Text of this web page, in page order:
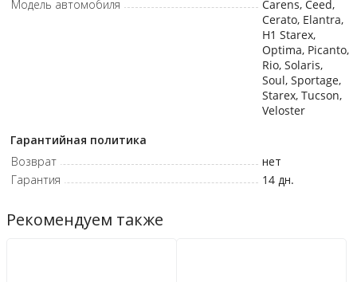
Модель автомобиля
Carens, Ceed,
Cerato, Elantra,
H1 Starex,
Optima, Picanto,
Rio, Solaris,
Soul, Sportage,
Starex, Tucson,
Veloster
Гарантийная политика
Возврат
нет
Гарантия
14 дн.
Рекомендуем также